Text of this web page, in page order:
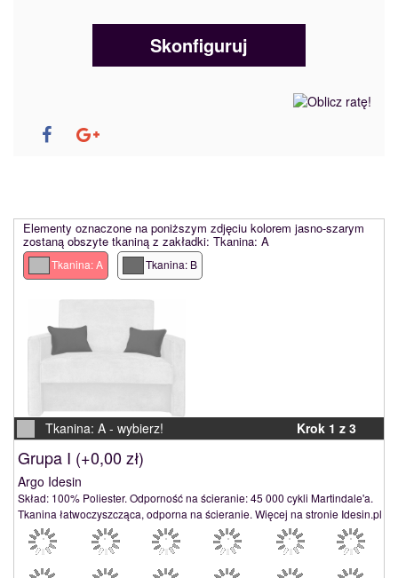
Skonfiguruj
Elementy oznaczone na poniższym zdjęciu kolorem jasno-szarym
zostaną obszyte tkaniną z zakładki: Tkanina: A
Tkanina: A Tkanina: B
Tkanina: A - wybierz! Krok 1 z 3
Grupa I (+0,00 zł)
Argo Idesin
Skład: 100% Poliester. Odporność na ścieranie: 45 000 cykli Martindale'a.
Tkanina łatwoczyszcząca, odporna na ścieranie. Więcej na stronie Idesin.pl